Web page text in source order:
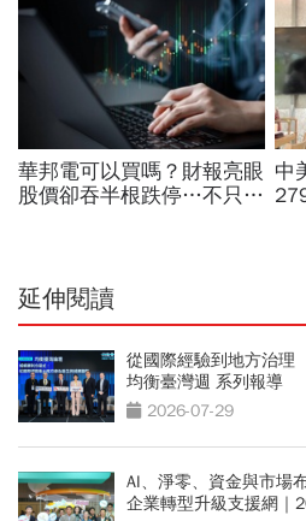
延伸閱讀
從國際經驗到地方治
均衡臺灣週 系列報導
2026-07-29
AI、淨零、資金與市場
企業轉型升級支援網｜